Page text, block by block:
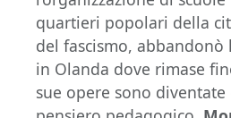
quartieri popolari della
del fascismo, abbandonò
in Olanda dove rimase
sue opere sono diventate